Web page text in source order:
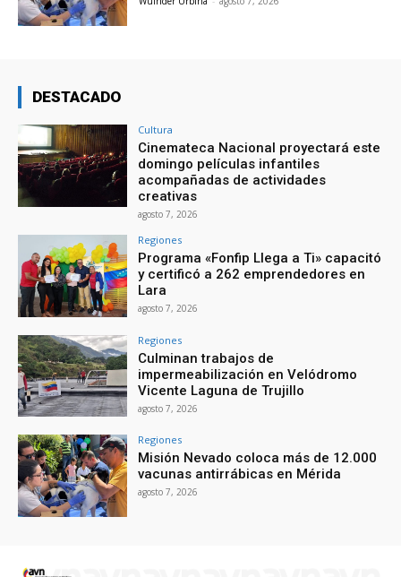
DESTACADO
Cultura
Cinemateca Nacional proyectará este
domingo películas infantiles
acompañadas de actividades
creativas
agosto 7, 2026
Regiones
Programa «Fonfip Llega a Ti» capacitó
y certificó a 262 emprendedores en
Lara
agosto 7, 2026
Regiones
Culminan trabajos de
impermeabilización en Velódromo
Vicente Laguna de Trujillo
agosto 7, 2026
Regiones
Misión Nevado coloca más de 12.000
vacunas antirrábicas en Mérida
agosto 7, 2026